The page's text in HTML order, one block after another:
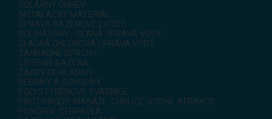
SOLÁRNY OHREV
INŠTALAČNÝ MATERIÁL
ÚPRAVA BAZÉNOVEJ VODY
SOLINÁTORY - SLANÁ ÚPRAVA VODY
SLADKÁ CHLÓROVÁ ÚPRAVA VODY
ZÁHRADNÉ SPRCHY
ČISTENIE BAZÉNA
ZAKRYTIE HLADINY
REBRÍKY A SCHODÍKY
POLYSTYRÉNOVÉ TVÁRNICE
PROTIPRÚDY, MASÁŽE, CHRLIČE, VODNÉ ATRAKCIE
PONORNÉ ČERPADLÁ